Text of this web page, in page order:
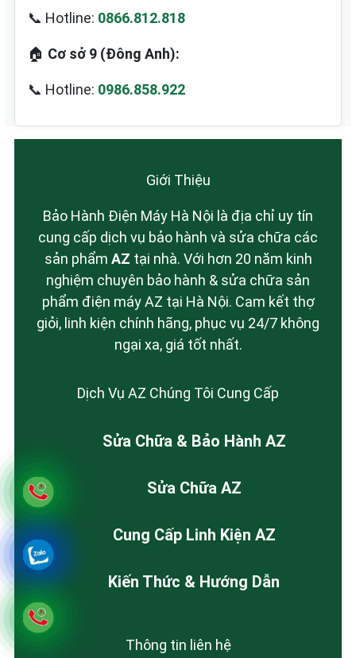
📞 Hotline: 0866.812.818
🏠 Cơ sở 9 (Đông Anh):
📞 Hotline: 0986.858.922
Giới Thiệu
Bảo Hành Điện Máy Hà Nội là địa chỉ uy tín
cung cấp dịch vụ bảo hành và sửa chữa các
sản phẩm AZ tại nhà. Với hơn 20 năm kinh
nghiệm chuyên bảo hành & sửa chữa sản
phẩm điện máy AZ tại Hà Nội. Cam kết thợ
giỏi, linh kiện chính hãng, phục vụ 24/7 không
ngại xa, giá tốt nhất.
Dịch Vụ AZ Chúng Tôi Cung Cấp
Sửa Chữa & Bảo Hành AZ
Sửa Chữa AZ
Cung Cấp Linh Kiện AZ
Kiến Thức & Hướng Dẫn
Thông tin liên hệ